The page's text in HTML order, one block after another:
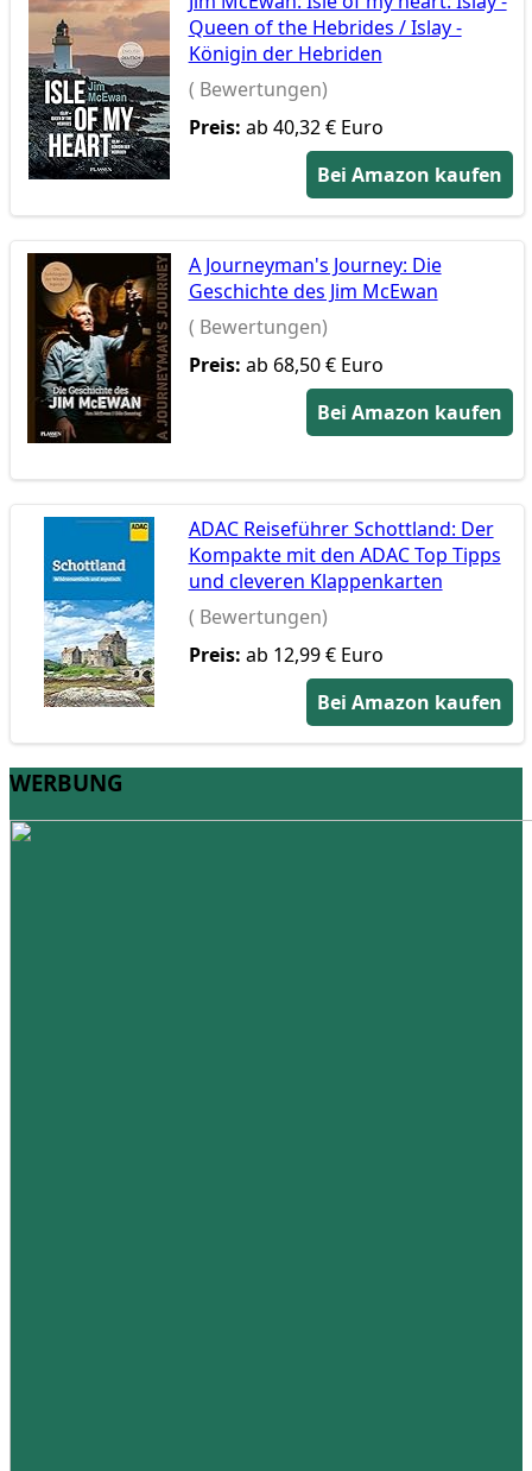
Queen of the Hebrides / Islay -
Königin der Hebriden
( Bewertungen)
Preis: ab 40,32 € Euro
Bei Amazon kaufen
A Journeyman's Journey: Die
Geschichte des Jim McEwan
( Bewertungen)
Preis: ab 68,50 € Euro
Bei Amazon kaufen
ADAC Reiseführer Schottland: Der
Kompakte mit den ADAC Top Tipps
und cleveren Klappenkarten
( Bewertungen)
Preis: ab 12,99 € Euro
Bei Amazon kaufen
WERBUNG